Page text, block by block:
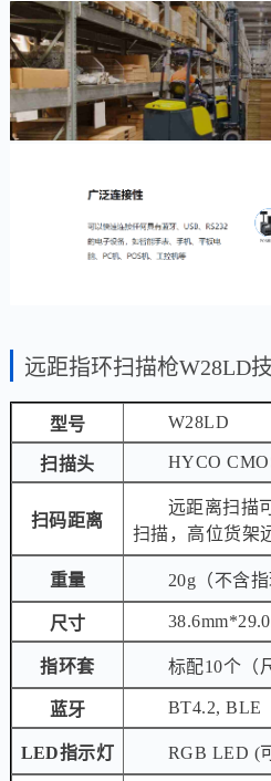
远距指环扫描枪W28LD
型号 W28LD
扫描头 HYCO
扫码距离
远距离扫描
扫描，高位货架
重量 20g（不含指
尺寸
指环套 标配10个（
蓝牙 BT4.2, BLE
LED指示灯 RGB LED (